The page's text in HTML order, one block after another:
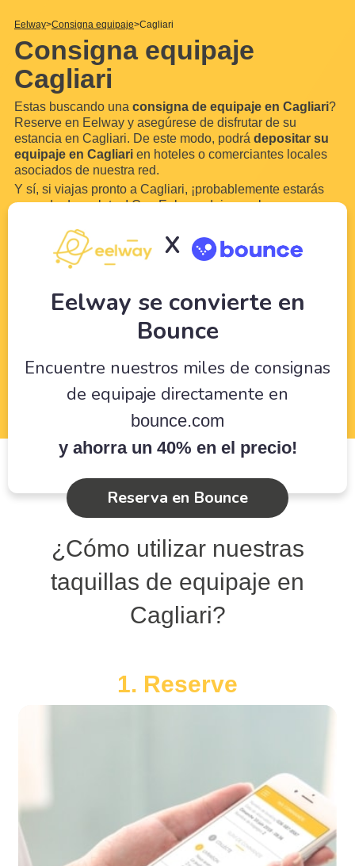
Eelway Consigna equipaje Cagliari
Consigna equipaje
Cagliari
Estas buscando una consigna de equipaje en Cagliari?
Reserve en Eelway y asegúrese de disfrutar de su
estancia en Cagliari. De este modo, podrá depositar su
equipaje en Cagliari en hoteles o comerciantes locales
asociados de nuestra red.
Y sí, si viajas pronto a Cagliari, ¡probablemente estarás
cargada de maletas! Con Eelway, deja que los
disfrutas de tu visita a Cagliari. Nuestro servicio está
abierto lossiete días de la semanay las...Leer más
X
Eelway se convierte en
Bounce
Encuentre nuestros miles de consignas
de equipaje directamente en
bounce.com
y ahorra un 40% en el precio!
Reserva en Bounce
¿Cómo utilizar nuestras
taquillas de equipaje en
Cagliari?
1. Reserve